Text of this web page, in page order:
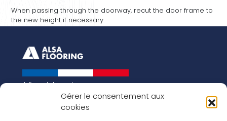
Gérer le consentement aux
cookies
When passing through the doorway, recut the door frame to
the new height if necessary.
A French brand